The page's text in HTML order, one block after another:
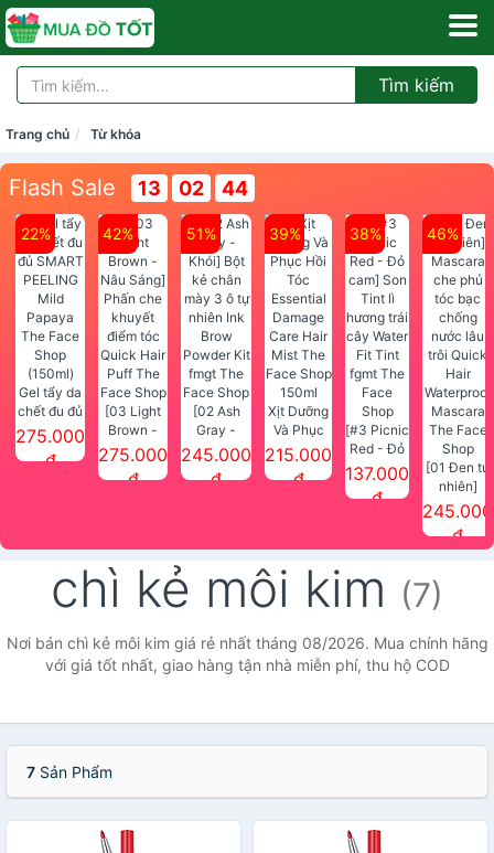
Tìm kiếm
Trang chủ Từ khóa
Flash Sale 13 02 44
22%
Gel tẩy da
chết đu đủ
SMART
PEELING
275.000
đ
42%
[03 Light
Brown -
Nâu Sáng]
Phấn che
275.000
đ
51%
[02 Ash
Gray -
Khói] Bột
kẻ chân
Face Shop
245.000
đ
39%
Xịt Dưỡng
Và Phục
Hồi Tóc
Essential
215.000
đ
38%
[#3 Picnic
Red - Đỏ
cam] Son
Face
137.000
đ
46%
[01 Đen tự
nhiên]
Mascara
che phủ
nước lâu
trôi Quick
Waterproof
Mascara
The Face
245.000
đ
chì kẻ môi kim (7)
Nơi bán chì kẻ môi kim giá rẻ nhất tháng 08/2026. Mua chính hãng
với giá tốt nhất, giao hàng tận nhà miễn phí, thu hộ COD
7 Sản Phẩm